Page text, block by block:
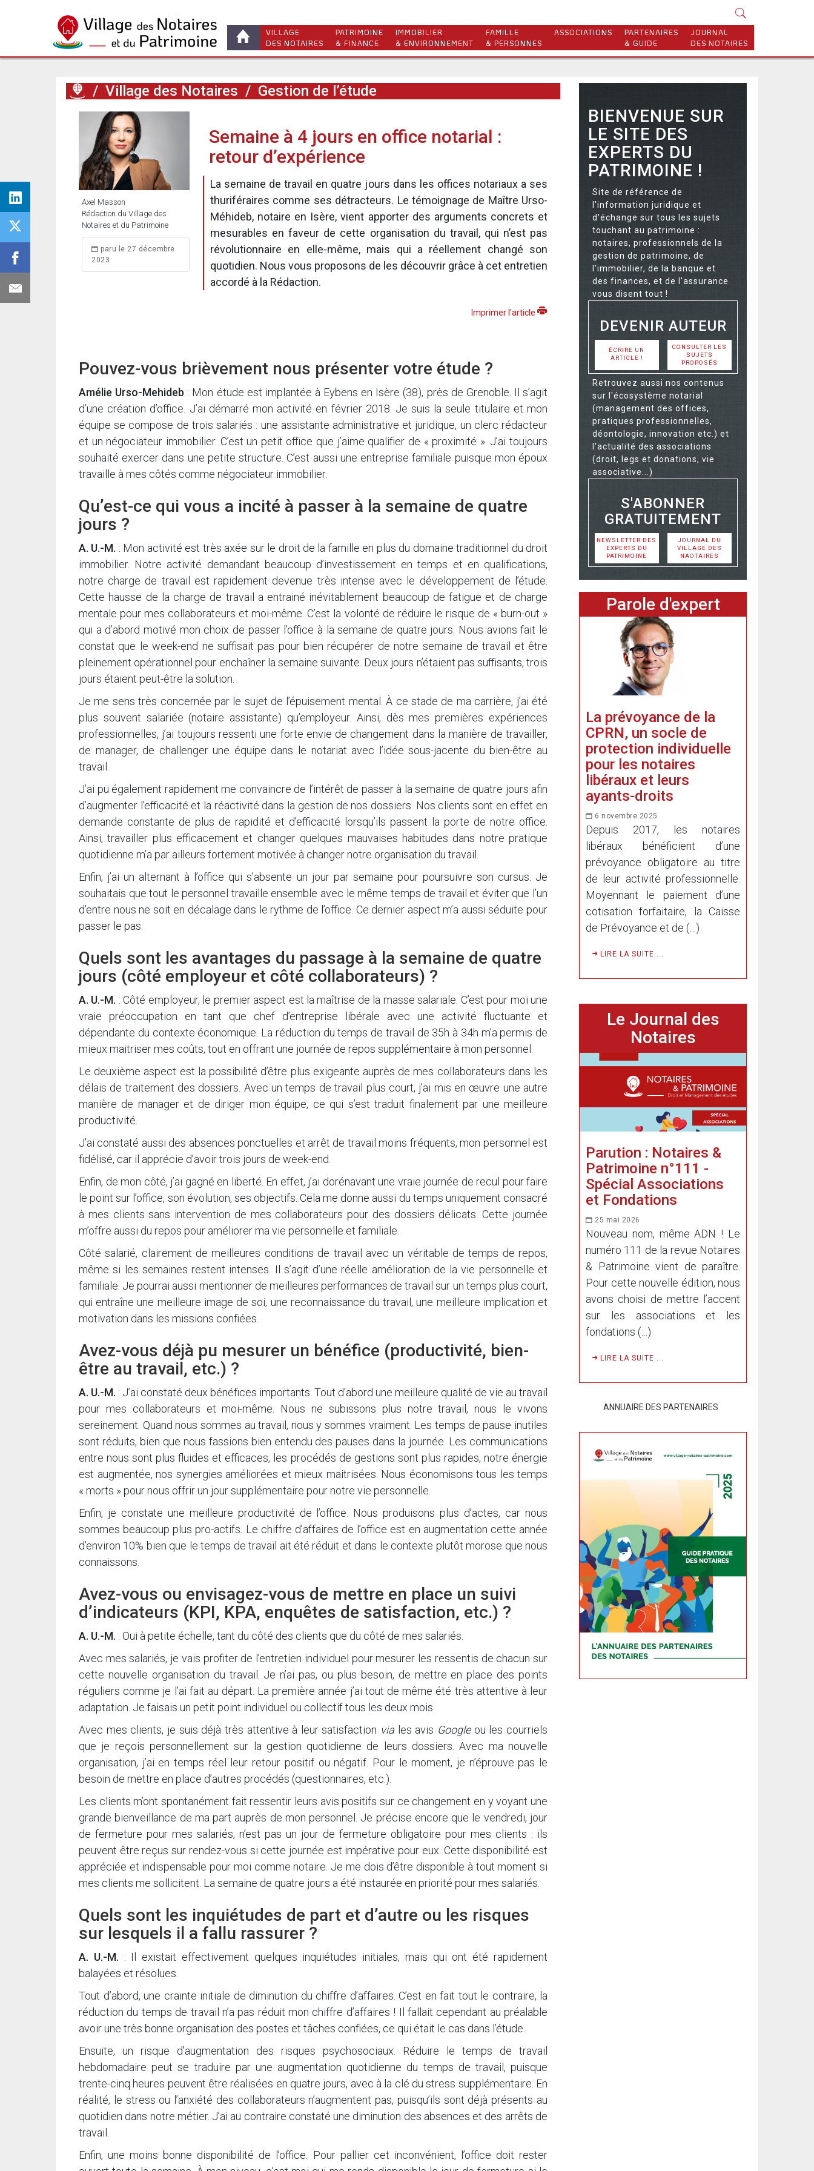
VILLAGE
DES NOTAIRES
PATRIMOINE
& FINANCE
IMMOBILIER
& ENVIRONNEMENT
FAMILLE
& PERSONNES
ASSOCIATIONS
PARTENAIRES
& GUIDE
JOURNAL
DES NOTAIRES
/ Village des Notaires / Gestion de l’étude
Axel Masson
Rédaction du Village des
Notaires et du Patrimoine
paru le 27 décembre
2023
Semaine à 4 jours en office notarial :
retour d’expérience
La semaine de travail en quatre jours dans les offices notariaux a ses
thuriféraires comme ses détracteurs. Le témoignage de Maître Urso-
Méhideb, notaire en Isère, vient apporter des arguments concrets et
mesurables en faveur de cette organisation du travail, qui n’est pas
révolutionnaire en elle-même, mais qui a réellement changé son
quotidien. Nous vous proposons de les découvrir grâce à cet entretien
accordé à la Rédaction.
Imprimer l'article
Pouvez-vous brièvement nous présenter votre étude ?
Amélie Urso-Mehideb : Mon étude est implantée à Eybens en Isère (38), près de Grenoble. Il s’agit
d’une création d’office. J’ai démarré mon activité en février 2018. Je suis la seule titulaire et mon
équipe se compose de trois salariés : une assistante administrative et juridique, un clerc rédacteur
et un négociateur immobilier. C’est un petit office que j’aime qualifier de « proximité ». J’ai toujours
souhaité exercer dans une petite structure. C’est aussi une entreprise familiale puisque mon époux
travaille à mes côtés comme négociateur immobilier.
Qu’est-ce qui vous a incité à passer à la semaine de quatre
jours ?
A. U.-M. : Mon activité est très axée sur le droit de la famille en plus du domaine traditionnel du droit
immobilier. Notre activité demandant beaucoup d’investissement en temps et en qualifications,
notre charge de travail est rapidement devenue très intense avec le développement de l’étude.
Cette hausse de la charge de travail a entrainé inévitablement beaucoup de fatigue et de charge
mentale pour mes collaborateurs et moi-même. C’est la volonté de réduire le risque de « burn-out »
qui a d’abord motivé mon choix de passer l’office à la semaine de quatre jours. Nous avions fait le
constat que le week-end ne suffisait pas pour bien récupérer de notre semaine de travail et être
pleinement opérationnel pour enchaîner la semaine suivante. Deux jours n’étaient pas suffisants, trois
jours étaient peut-être la solution.
Je me sens très concernée par le sujet de l’épuisement mental. À ce stade de ma carrière, j’ai été
plus souvent salariée (notaire assistante) qu’employeur. Ainsi, dès mes premières expériences
professionnelles, j’ai toujours ressenti une forte envie de changement dans la manière de travailler,
de manager, de challenger une équipe dans le notariat avec l’idée sous-jacente du bien-être au
travail.
J’ai pu également rapidement me convaincre de l’intérêt de passer à la semaine de quatre jours afin
d’augmenter l’efficacité et la réactivité dans la gestion de nos dossiers. Nos clients sont en effet en
demande constante de plus de rapidité et d’efficacité lorsqu’ils passent la porte de notre office.
Ainsi, travailler plus efficacement et changer quelques mauvaises habitudes dans notre pratique
quotidienne m’a par ailleurs fortement motivée à changer notre organisation du travail.
Enfin, j’ai un alternant à l’office qui s’absente un jour par semaine pour poursuivre son cursus. Je
souhaitais que tout le personnel travaille ensemble avec le même temps de travail et éviter que l’un
d’entre nous ne soit en décalage dans le rythme de l’office. Ce dernier aspect m’a aussi séduite pour
passer le pas.
Quels sont les avantages du passage à la semaine de quatre
jours (côté employeur et côté collaborateurs) ?
A. U.-M. : Côté employeur, le premier aspect est la maîtrise de la masse salariale. C’est pour moi une
vraie préoccupation en tant que chef d’entreprise libérale avec une activité fluctuante et
dépendante du contexte économique. La réduction du temps de travail de 35h à 34h m’a permis de
mieux maitriser mes coûts, tout en offrant une journée de repos supplémentaire à mon personnel.
Le deuxième aspect est la possibilité d’être plus exigeante auprès de mes collaborateurs dans les
délais de traitement des dossiers. Avec un temps de travail plus court, j’ai mis en œuvre une autre
manière de manager et de diriger mon équipe, ce qui s’est traduit finalement par une meilleure
productivité.
J’ai constaté aussi des absences ponctuelles et arrêt de travail moins fréquents, mon personnel est
fidélisé, car il apprécie d’avoir trois jours de week-end.
Enfin, de mon côté, j’ai gagné en liberté. En effet, j’ai dorénavant une vraie journée de recul pour faire
le point sur l’office, son évolution, ses objectifs. Cela me donne aussi du temps uniquement consacré
à mes clients sans intervention de mes collaborateurs pour des dossiers délicats. Cette journée
m’offre aussi du repos pour améliorer ma vie personnelle et familiale.
Côté salarié, clairement de meilleures conditions de travail avec un véritable de temps de repos,
même si les semaines restent intenses. Il s’agit d’une réelle amélioration de la vie personnelle et
familiale. Je pourrai aussi mentionner de meilleures performances de travail sur un temps plus court,
qui entraîne une meilleure image de soi, une reconnaissance du travail, une meilleure implication et
motivation dans les missions confiées.
Avez-vous déjà pu mesurer un bénéfice (productivité, bien-
être au travail, etc.) ?
A. U.-M. : J’ai constaté deux bénéfices importants. Tout d’abord une meilleure qualité de vie au travail
pour mes collaborateurs et moi-même. Nous ne subissons plus notre travail, nous le vivons
sereinement. Quand nous sommes au travail, nous y sommes vraiment. Les temps de pause inutiles
sont réduits, bien que nous fassions bien entendu des pauses dans la journée. Les communications
entre nous sont plus fluides et efficaces, les procédés de gestions sont plus rapides, notre énergie
est augmentée, nos synergies améliorées et mieux maitrisées. Nous économisons tous les temps
« morts » pour nous offrir un jour supplémentaire pour notre vie personnelle.
Enfin, je constate une meilleure productivité de l’office. Nous produisons plus d’actes, car nous
sommes beaucoup plus pro-actifs. Le chiffre d’affaires de l’office est en augmentation cette année
d’environ 10% bien que le temps de travail ait été réduit et dans le contexte plutôt morose que nous
connaissons.
Avez-vous ou envisagez-vous de mettre en place un suivi
d’indicateurs (KPI, KPA, enquêtes de satisfaction, etc.) ?
A. U.-M. : Oui à petite échelle, tant du côté des clients que du côté de mes salariés.
Avec mes salariés, je vais profiter de l’entretien individuel pour mesurer les ressentis de chacun sur
cette nouvelle organisation du travail. Je n’ai pas, ou plus besoin, de mettre en place des points
réguliers comme je l’ai fait au départ. La première année j’ai tout de même été très attentive à leur
adaptation. Je faisais un petit point individuel ou collectif tous les deux mois.
Avec mes clients, je suis déjà très attentive à leur satisfaction via les avis Googleou les courriels
que je reçois personnellement sur la gestion quotidienne de leurs dossiers. Avec ma nouvelle
organisation, j’ai en temps réel leur retour positif ou négatif. Pour le moment, je n’éprouve pas le
besoin de mettre en place d’autres procédés (questionnaires, etc.).
Les clients m’ont spontanément fait ressentir leurs avis positifs sur ce changement en y voyant une
grande bienveillance de ma part auprès de mon personnel. Je précise encore que le vendredi, jour
de fermeture pour mes salariés, n’est pas un jour de fermeture obligatoire pour mes clients : ils
peuvent être reçus sur rendez-vous si cette journée est impérative pour eux. Cette disponibilité est
appréciée et indispensable pour moi comme notaire. Je me dois d’être disponible à tout moment si
mes clients me sollicitent. La semaine de quatre jours a été instaurée en priorité pour mes salariés.
Quels sont les inquiétudes de part et d’autre ou les risques
sur lesquels il a fallu rassurer ?
A. U.-M. : Il existait effectivement quelques inquiétudes initiales, mais qui ont été rapidement
balayées et résolues.
Tout d’abord, une crainte initiale de diminution du chiffre d’affaires. C’est en fait tout le contraire, la
réduction du temps de travail n’a pas réduit mon chiffre d’affaires ! Il fallait cependant au préalable
avoir une très bonne organisation des postes et tâches confiées, ce qui était le cas dans l’étude.
Ensuite, un risque d’augmentation des risques psychosociaux. Réduire le temps de travail
hebdomadaire peut se traduire par une augmentation quotidienne du temps de travail, puisque
trente-cinq heures peuvent être réalisées en quatre jours, avec à la clé du stress supplémentaire. En
réalité, le stress ou l’anxiété des collaborateurs n’augmentent pas, puisqu’ils sont déjà présents au
quotidien dans notre métier. J’ai au contraire constaté une diminution des absences et des arrêts de
travail.
Enfin, une moins bonne disponibilité de l’office. Pour pallier cet inconvénient, l’office doit rester
BIENVENUE SUR
LE SITE DES
EXPERTS DU
PATRIMOINE !
Site de référence de
l'information juridique et
d'échange sur tous les sujets
touchant au patrimoine :
notaires, professionnels de la
gestion de patrimoine, de
l'immobilier, de la banque et
des finances, et de l'assurance
vous disent tout !
DEVENIR AUTEUR
ÉCRIRE UN
ARTICLE !
CONSULTER LES
SUJETS
PROPOSÉS
Retrouvez aussi nos contenus
sur l'écosystème notarial
(management des offices,
pratiques professionnelles,
déontologie, innovation etc.) et
l'actualité des associations
(droit, legs et donations, vie
associative...)
S'ABONNER
GRATUITEMENT
NEWSLETTER DES
EXPERTS DU
PATRIMOINE
JOURNAL DU
VILLAGE DES
NAOTAIRES
Parole d'expert
La prévoyance de la
CPRN, un socle de
protection individuelle
pour les notaires
libéraux et leurs
ayants-droits
6 novembre 2025
Depuis 2017, les notaires
libéraux bénéficient d’une
prévoyance obligatoire au titre
de leur activité professionnelle.
Moyennant le paiement d’une
cotisation forfaitaire, la Caisse
de Prévoyance et de (…)
LIRE LA SUITE ...
Le Journal des
Notaires
Parution : Notaires &
Patrimoine n°111 -
Spécial Associations
et Fondations
25 mai 2026
Nouveau nom, même ADN ! Le
numéro 111 de la revue Notaires
& Patrimoine vient de paraître.
Pour cette nouvelle édition, nous
avons choisi de mettre l’accent
sur les associations et les
fondations (…)
LIRE LA SUITE ...
ANNUAIRE DES PARTENAIRES